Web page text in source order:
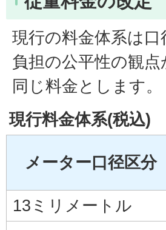
現行の料金体系は
負担の公平性の観
同じ料金とします。
現行料金体系(税込)
メーター口径区分
13ミリメートル